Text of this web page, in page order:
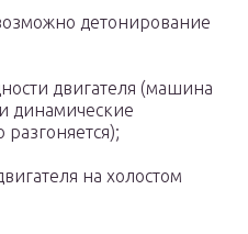
детонирование
двигателя (машина
динамические
разгоняется);
на холостом